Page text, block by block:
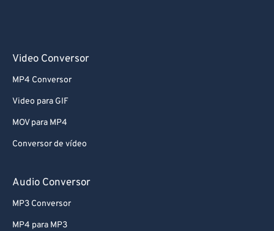
Video Conversor
MP4 Conversor
Video para GIF
MOV para MP4
Conversor de vídeo
Audio Conversor
MP3 Conversor
MP4 para MP3